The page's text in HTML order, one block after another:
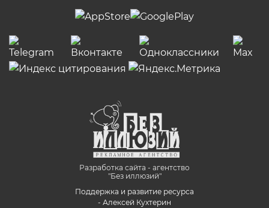
Разработка сайта - агентство
"Без иллюзий"
Поддержка и развитие ресурса
- Алексей Кухтерин